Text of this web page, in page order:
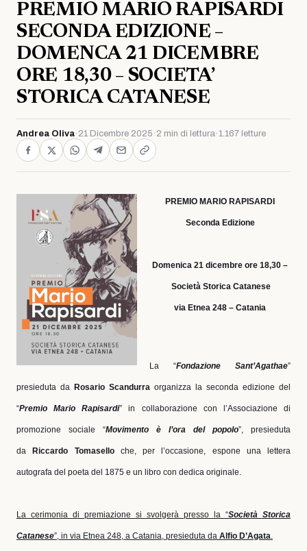
PREMIO MARIO RAPISARDI
SECONDA EDIZIONE –
DOMENCA 21 DICEMBRE
ORE 18,30 – SOCIETA’
STORICA CATANESE
Andrea Oliva· 21 Dicembre 2025 · 2 min di lettura·1.167 letture
PREMIO MARIO RAPISARDI
Seconda Edizione
Domenica 21 dicembre ore 18,30 –
Società Storica Catanese
via Etnea 248 – Catania
La “Fondazione Sant’Agathae”
presieduta da Rosario Scandurra organizza la seconda edizione del
“Premio Mario Rapisardi” in collaborazione con l’Associazione di
promozione sociale “Movimento è l’ora del popolo”, presieduta
da Riccardo Tomaselloche, per l’occasione, espone una lettera
autografa del poeta del 1875 e un libro con dedica originale.
La cerimonia di premiazione si svolgerà presso la “Società Storica
Catanese”, in via Etnea 248, a Catania, presieduta da Alfio D’Agata.